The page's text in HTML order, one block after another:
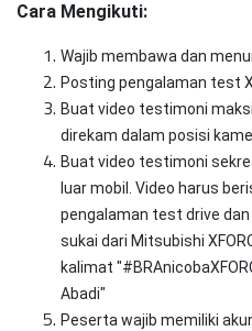
Cara Mengikuti:
Wajib membawa dan
Posting pengalaman test
Buat video testimoni
direkam dalam posisi
Buat video testimoni
luar mobil. Video harus
pengalaman test drive
sukai dari Mitsubishi
kalimat
Abadi"
Peserta wajib memiliki